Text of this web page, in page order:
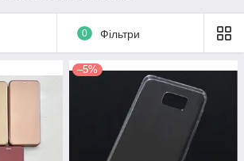
0 Фільтри
–5%